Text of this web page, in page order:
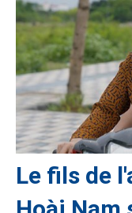
Le fils de